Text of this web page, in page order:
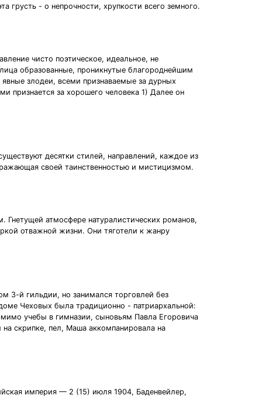
грусть - о непрочности, хрупкости всего земного.
чисто поэтическое, идеальное, не
образованные, проникнутые благороднейшим
злодеи, всеми признаваемые за дурных
признается за хорошего человека 1) Далее он
десятки стилей, направлений, каждое из
своей таинственностью и мистицизмом.
Гнетущей атмосфере натуралистических романов,
отважной жизни. Они тяготели к жанру
3-й гильдии, но занимался торговлей без
Чеховых была традиционно - патриархальной:
учебы в гимназии, сыновьям Павла Егоровича
скрипке, пел, Маша аккомпанировала на
империя — 2 (15) июля 1904, Баденвейлер,